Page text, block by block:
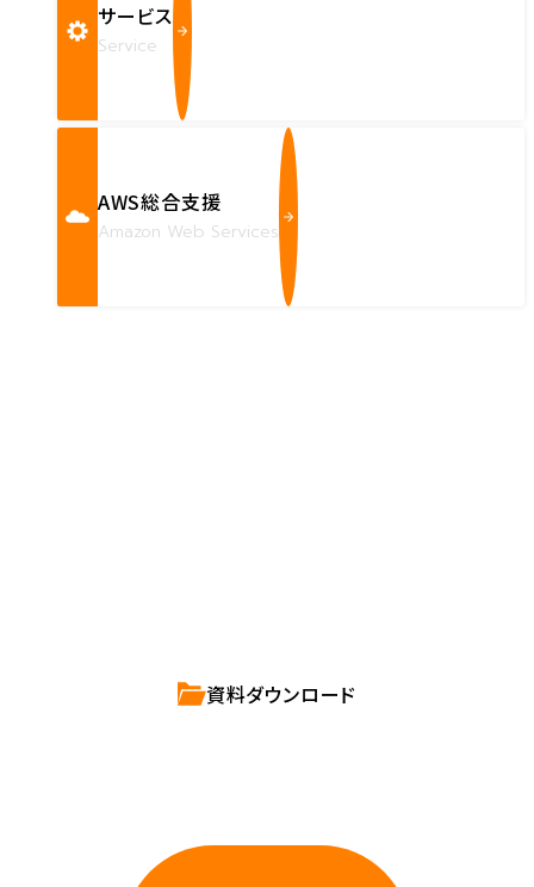
サービス
Service
AWS総合支援
Amazon Web Services
資料ダウンロード